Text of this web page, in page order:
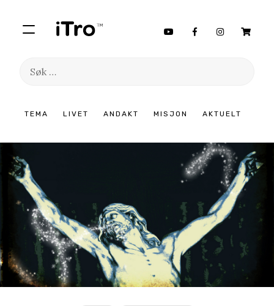
TEMA LIVET ANDAKT MISJON AKTUELT
Søk
innhold